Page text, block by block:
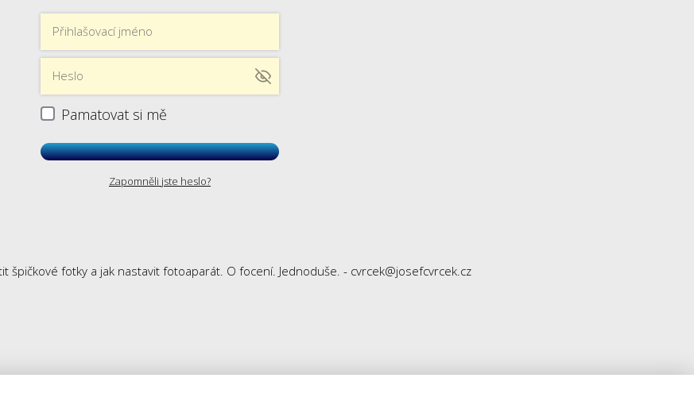
Pamatovat si mě
Zapomněli jste heslo?
špičkové fotky a jak nastavit fotoaparát. O focení. Jednoduše. - cvrcek@josefcvrcek.cz